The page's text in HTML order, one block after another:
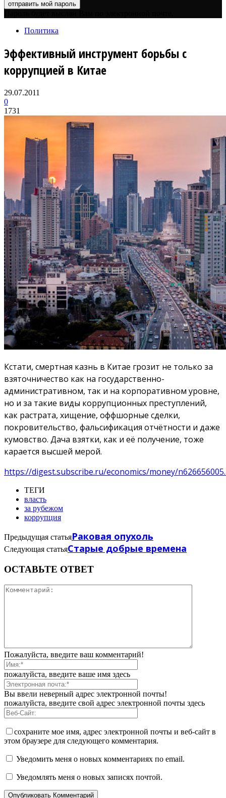
Политика
Эффективный инструмент борьбы с
коррупцией в Китае
29.07.2011
0
1731
Кстати, смертная казнь в Китае грозит не только за
взяточничество как на государственно-
административном, так и на корпоративном уровне,
но и за такие виды коррупционных преступлений,
как растрата, хищение, оффшорные сделки,
покровительство, фальсификация отчётности и даже
кумовство. Дача взятки, как и её получение, тоже
карается высшей мерой.
https://digest.subscribe.ru/economics/money/
ТЕГИ
власть
за рубежом
коррупция
Предыдущая статьяРаковая опухоль
Следующая статьяСтарые добрые времена
ОСТАВЬТЕ ОТВЕТ
Пожалуйста, введите ваш комментарий!
пожалуйста, введите ваше имя здесь
Вы ввели неверный адрес электронной почты!
пожалуйста, введите свой адрес электронной почты здесь
сохраните мое имя, адрес электронной почты и веб-сайт в
этом браузере для следующего комментария.
Уведомить меня о новых комментариях по email.
Уведомлять меня о новых записях почтой.